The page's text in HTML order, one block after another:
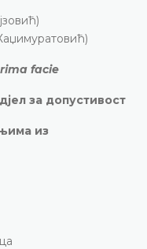
facie
за допустивост
из